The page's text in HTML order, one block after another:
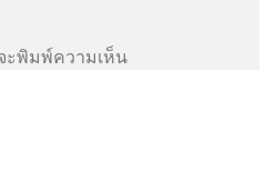
ะพิมพ์ความเห็น